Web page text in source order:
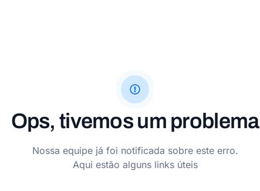
Ops, tivemos um problema
Nossa equipe já foi notificada sobre este erro.
Aqui estão alguns links úteis